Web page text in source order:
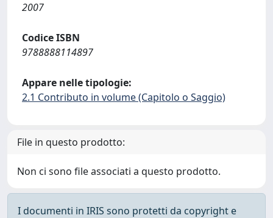
2007
Codice ISBN
9788888114897
Appare nelle tipologie:
2.1 Contributo in volume (Capitolo o Saggio)
File in questo prodotto:
Non ci sono file associati a questo prodotto.
I documenti in IRIS sono protetti da copyright e